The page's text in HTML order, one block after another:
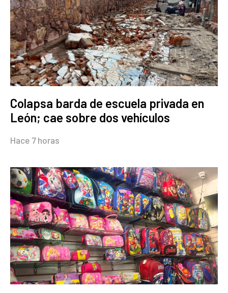
Colapsa barda de escuela privada en
León; cae sobre dos vehículos
Hace 7 horas